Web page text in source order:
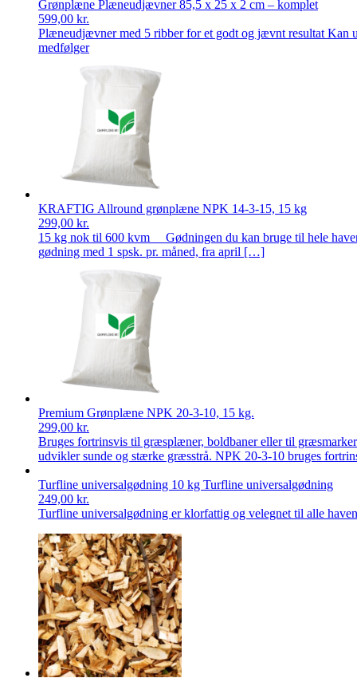
Grønplæne Plæneudjævner 85,5 x 25 x 2 cm – komplet
599,00 kr.
Plæneudjævner med 5 ribber for et godt og jævnt resultat Kan
medfølger
KRAFTIG Allround grønplæne NPK 14-3-15, 15 kg
299,00 kr.
15 kg nok til 600 kvm Gødningen du kan bruge til hele
gødning med 1 spsk. pr. måned, fra april […]
Premium Grønplæne NPK 20-3-10, 15 kg.
299,00 kr.
Bruges fortrinsvis til græsplæner, boldbaner eller til
udvikler sunde og stærke græsstrå. NPK 20-3-10 bruges
Turfline universalgødning 10 kg Turfline universalgødning
249,00 kr.
Turfline universalgødning er klorfattig og velegnet til alle